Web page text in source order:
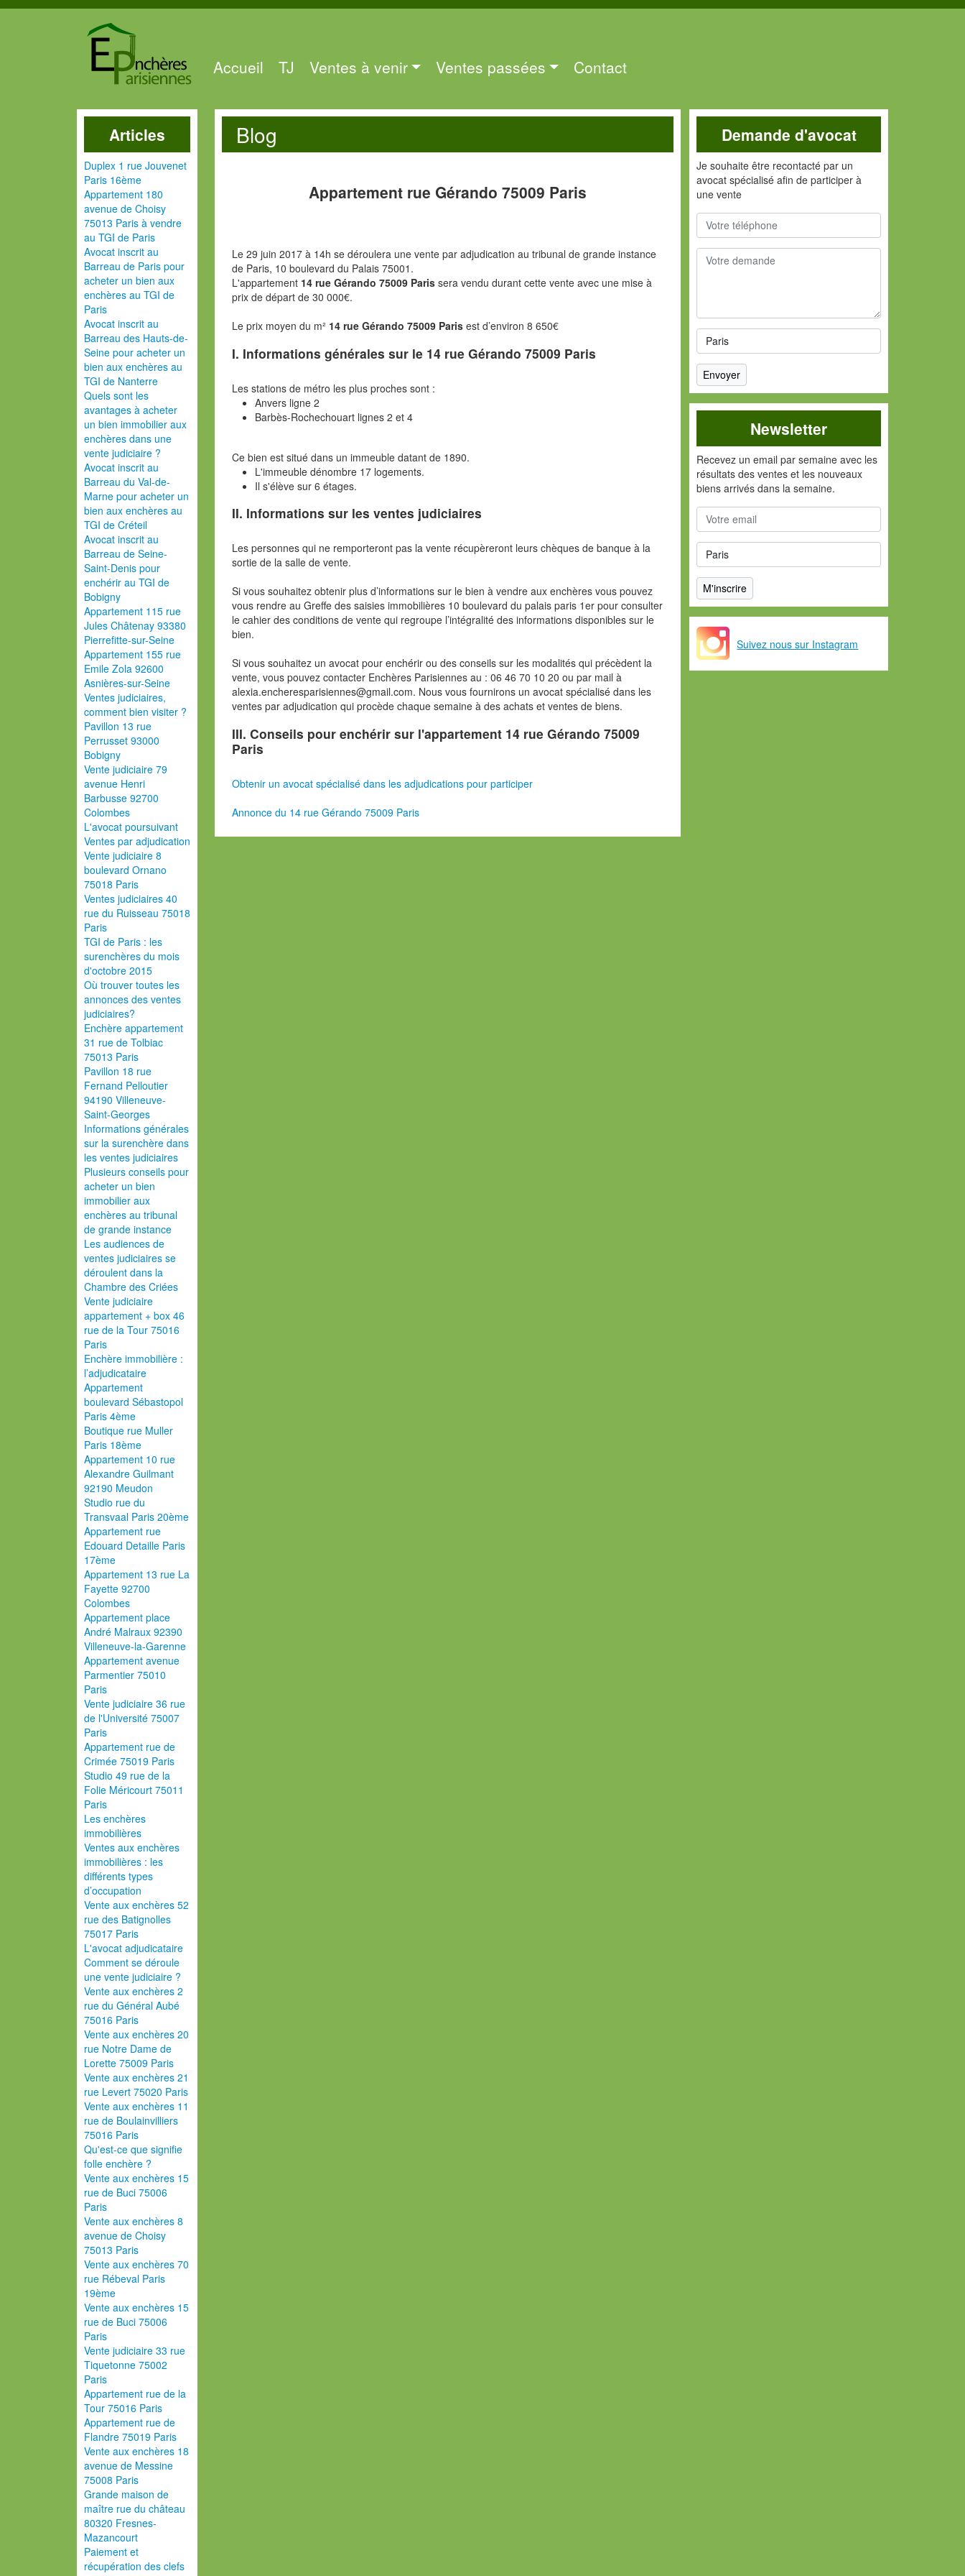
Accueil TJ Ventes à venir Ventes passées Contact
Articles
Duplex 1 rue Jouvenet
Paris 16ème
Appartement 180
avenue de Choisy
75013 Paris à vendre
au TGI de Paris
Avocat inscrit au
Barreau de Paris pour
acheter un bien aux
enchères au TGI de
Paris
Avocat inscrit au
Barreau des Hauts-de-
Seine pour acheter un
bien aux enchères au
TGI de Nanterre
Quels sont les
avantages à acheter
un bien immobilier aux
enchères dans une
vente judiciaire ?
Avocat inscrit au
Barreau du Val-de-
Marne pour acheter un
bien aux enchères au
TGI de Créteil
Avocat inscrit au
Barreau de Seine-
Saint-Denis pour
enchérir au TGI de
Bobigny
Appartement 115 rue
Jules Châtenay 93380
Pierrefitte-sur-Seine
Appartement 155 rue
Emile Zola 92600
Asnières-sur-Seine
Ventes judiciaires,
comment bien visiter ?
Pavillon 13 rue
Perrusset 93000
Bobigny
Vente judiciaire 79
avenue Henri
Barbusse 92700
Colombes
L'avocat poursuivant
Ventes par adjudication
Vente judiciaire 8
boulevard Ornano
75018 Paris
Ventes judiciaires 40
rue du Ruisseau 75018
Paris
TGI de Paris : les
surenchères du mois
d'octobre 2015
Où trouver toutes les
annonces des ventes
judiciaires?
Enchère appartement
31 rue de Tolbiac
75013 Paris
Pavillon 18 rue
Fernand Pelloutier
94190 Villeneuve-
Saint-Georges
Informations générales
sur la surenchère dans
les ventes judiciaires
Plusieurs conseils pour
acheter un bien
immobilier aux
enchères au tribunal
de grande instance
Les audiences de
ventes judiciaires se
déroulent dans la
Chambre des Criées
Vente judiciaire
appartement + box 46
rue de la Tour 75016
Paris
Enchère immobilière :
l’adjudicataire
Appartement
boulevard Sébastopol
Paris 4ème
Boutique rue Muller
Paris 18ème
Appartement 10 rue
Alexandre Guilmant
92190 Meudon
Studio rue du
Transvaal Paris 20ème
Appartement rue
Edouard Detaille Paris
17ème
Appartement 13 rue La
Fayette 92700
Colombes
Appartement place
André Malraux 92390
Villeneuve-la-Garenne
Appartement avenue
Parmentier 75010
Paris
Vente judiciaire 36 rue
de l'Université 75007
Paris
Appartement rue de
Crimée 75019 Paris
Studio 49 rue de la
Folie Méricourt 75011
Paris
Les enchères
immobilières
Ventes aux enchères
immobilières : les
différents types
d’occupation
Vente aux enchères 52
rue des Batignolles
75017 Paris
L'avocat adjudicataire
Comment se déroule
une vente judiciaire ?
Vente aux enchères 2
rue du Général Aubé
75016 Paris
Vente aux enchères 20
rue Notre Dame de
Lorette 75009 Paris
Vente aux enchères 21
rue Levert 75020 Paris
Vente aux enchères 11
rue de Boulainvilliers
75016 Paris
Qu'est-ce que signifie
folle enchère ?
Vente aux enchères 15
rue de Buci 75006
Paris
Vente aux enchères 8
avenue de Choisy
75013 Paris
Vente aux enchères 70
rue Rébeval Paris
19ème
Vente aux enchères 15
rue de Buci 75006
Paris
Vente judiciaire 33 rue
Tiquetonne 75002
Paris
Appartement rue de la
Tour 75016 Paris
Appartement rue de
Flandre 75019 Paris
Vente aux enchères 18
avenue de Messine
75008 Paris
Grande maison de
maître rue du château
80320 Fresnes-
Mazancourt
Paiement et
récupération des clefs
Blog
Appartement rue Gérando 75009 Paris
Le 29 juin 2017 à 14h se déroulera une vente par adjudication au tribunal de grande instance
de Paris, 10 boulevard du Palais 75001.
L'appartement 14 rue Gérando 75009 Parissera vendu durant cette vente avec une mise à
prix de départ de 30 000€.
Le prix moyen du m² 14 rue Gérando 75009 Parisest d’environ 8 650€
I. Informations générales sur le 14 rue Gérando 75009 Paris
Les stations de métro les plus proches sont :
Anvers ligne 2
Barbès-Rochechouart lignes 2 et 4
Ce bien est situé dans un immeuble datant de 1890.
L'immeuble dénombre 17 logements.
Il s'élève sur 6 étages.
II. Informations sur les ventes judiciaires
Les personnes qui ne remporteront pas la vente récupèreront leurs chèques de banque à la
sortie de la salle de vente.
Si vous souhaitez obtenir plus d’informations sur le bien à vendre aux enchères vous pouvez
vous rendre au Greffe des saisies immobilières 10 boulevard du palais paris 1er pour consulter
le cahier des conditions de vente qui regroupe l’intégralité des informations disponibles sur le
bien.
Si vous souhaitez un avocat pour enchérir ou des conseils sur les modalités qui précèdent la
vente, vous pouvez contacter Enchères Parisiennes au : 06 46 70 10 20 ou par mail à
alexia.encheresparisiennes@gmail.com. Nous vous fournirons un avocat spécialisé dans les
ventes par adjudication qui procède chaque semaine à des achats et ventes de biens.
III. Conseils pour enchérir sur l'appartement 14 rue Gérando 75009
Paris
Obtenir un avocat spécialisé dans les adjudications pour participer
Annonce du 14 rue Gérando 75009 Paris
Demande d'avocat
Je souhaite être recontacté par un
avocat spécialisé afin de participer à
une vente
Newsletter
Recevez un email par semaine avec les
résultats des ventes et les nouveaux
biens arrivés dans la semaine.
Suivez nous sur Instagram